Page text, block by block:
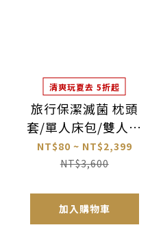
清爽玩夏去 5折起
旅行保潔滅菌 枕頭
套/單人床包/雙人床
包 套裝組_居居加
NT$80 ~ NT$2,399
NT$3,600
加入購物車